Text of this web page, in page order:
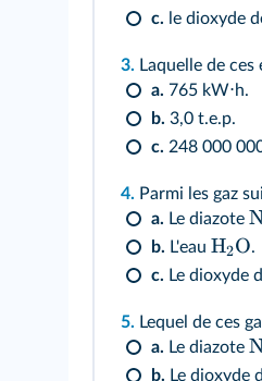
c. le dioxyde
3. Laquelle de ces
a. 765 kW⋅h.
b. 3,0 t.e.p.
c. 248 000
4. Parmi les gaz
a. Le diazote
b. L'eau H2O.
c. Le dioxyde
5. Lequel de ces
a. Le diazote
b. Le dioxyde